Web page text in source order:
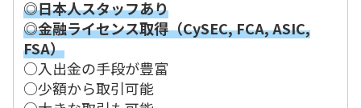
◎日本人スタッフあり
◎金融ライセンス取得（CySEC, FCA, ASIC,
FSA）
○入出金の手段が豊富
○少額から取引可能